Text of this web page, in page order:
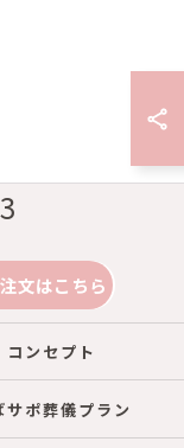
文はこちら
コンセプト
サポ葬儀プラン